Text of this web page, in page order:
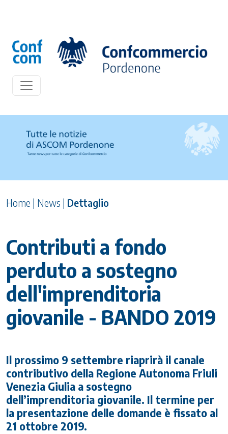
Home | News | Dettaglio
Contributi a fondo
perduto a sostegno
dell'imprenditoria
giovanile - BANDO 2019
Il prossimo 9 settembre riaprirà il canale
contributivo della Regione Autonoma Friuli
Venezia Giulia a sostegno
dell’imprenditoria giovanile. Il termine per
la presentazione delle domande è fissato al
21 ottobre 2019.